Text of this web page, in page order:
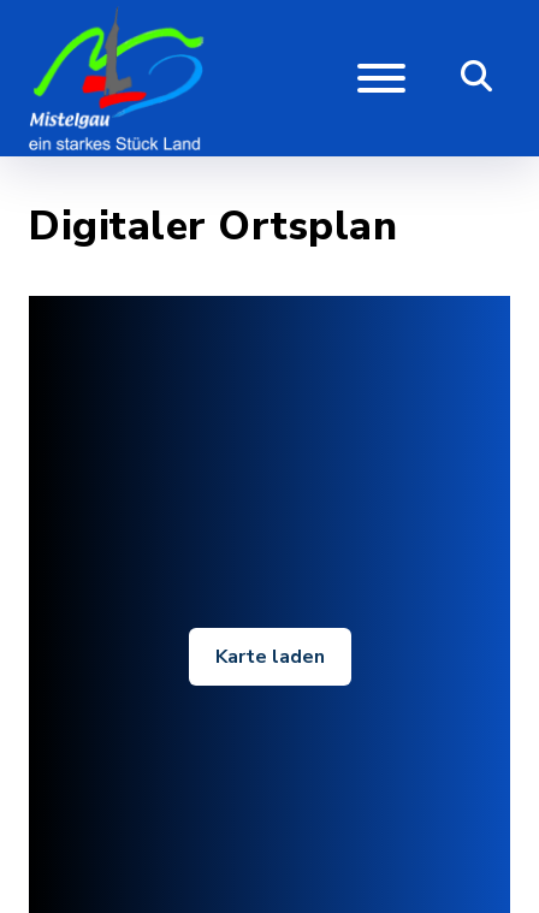
Digitaler Ortsplan
Karte laden